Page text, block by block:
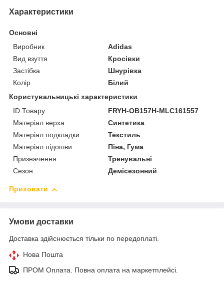
Характеристики
Основні
Виробник
Adidas
Вид взуття
Кросівки
Застібка
Шнурівка
Колір
Білий
Користувальницькі характеристики
ID Товару :
FRYH-OB157H-MLC161557
Матеріал верха
Синтетика
Матеріал подкладки
Текстиль
Матеріал підошви
Піна, Гума
Призначення
Тренувальні
Сезон
Демісезонний
Приховати
Умови доставки
Доставка здійснюється тільки по передоплаті.
Нова Пошта
ПРОМ Оплата. Повна оплата на маркетплейсі.